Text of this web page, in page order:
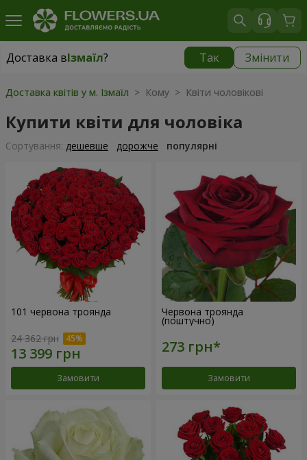
Доставка вІзмаїл? Так Змінити
Доставка вІзмаїл|
Доставка квітів у м. Ізмаїл > Кому > Квіти чоловікові
Купити квіти для чоловіка
Сортування: дешевше дорожче популярні
101 червона троянда
24 362 грн
Замовити
Червона троянда
(поштучно)
Замовити